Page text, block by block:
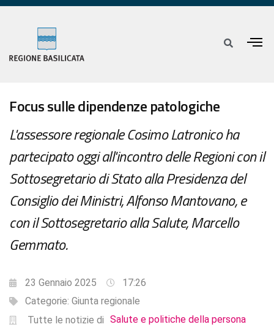
Focus sulle dipendenze patologiche
L'assessore regionale Cosimo Latronico ha
partecipato oggi all'incontro delle Regioni con il
Sottosegretario di Stato alla Presidenza del
Consiglio dei Ministri, Alfonso Mantovano, e
con il Sottosegretario alla Salute, Marcello
Gemmato.
23 Gennaio 2025
17:26
Categorie: Giunta regionale
Tutte le notizie di Salute e politiche della persona